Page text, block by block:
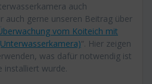
auch
auch gerne unseren Beitrag über
vom Koiteich mit
“. Hier zeigen
was dafür notwendig ist
installiert wurde.